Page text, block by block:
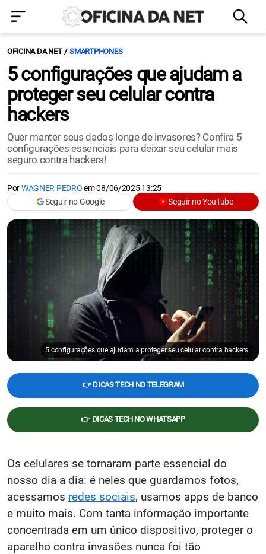
OFICINA DA NET SMARTPHONES
5 configurações que ajudam a
proteger seu celular contra
hackers
Quer manter seus dados longe de invasores? Confira 5
configurações essenciais para deixar seu celular mais
seguro contra hackers!
PorWAGNER PEDROem08/06/2025 13:25
Seguir no Google
Seguir no YouTube
5 configurações que ajudam a proteger seu celular contra hackers
👉 DICAS TECH NO TELEGRAM
👉 DICAS TECH NO WHATSAPP
Os celulares se tornaram parte essencial do
nosso dia a dia: é neles que guardamos fotos,
acessamos redes sociais, usamos apps de banco
e muito mais. Com tanta informação importante
concentrada em um único dispositivo, proteger o
aparelho contra invasões nunca foi tão